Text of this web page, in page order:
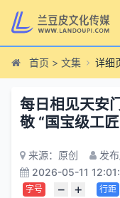
首页 > 文集 详细
每日相见天安
敬 “国宝级工
来源：原创
发
2026-05-11
字号 − + 行距